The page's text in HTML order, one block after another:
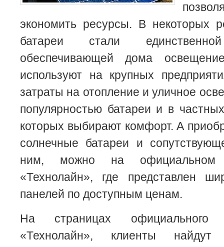
экономить ресурсы. В некоторых
батареи стали единственной
обеспечивающей дома
используют на крупных
затраты на отопление и уличное
популярностью батареи и в
которых выбирают комфорт. А
солнечные батареи и
ним, можно на официальном
«Технолайн», где представлен
панелей по доступным ценам.
На страницах официального
«Технолайн», клиенты